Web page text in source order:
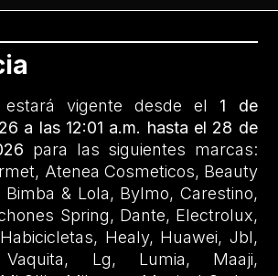
vigente desde el
1 de
a las 12:01 a.m. hasta el 28 de
para las siguientes marcas:
Atenea Cosmeticos, Beauty
& Lola, Bylmo, Carestino,
Spring, Dante, Electrolux,
Healy, Huawei, Jbl,
Lg, Lumia, Maaji,